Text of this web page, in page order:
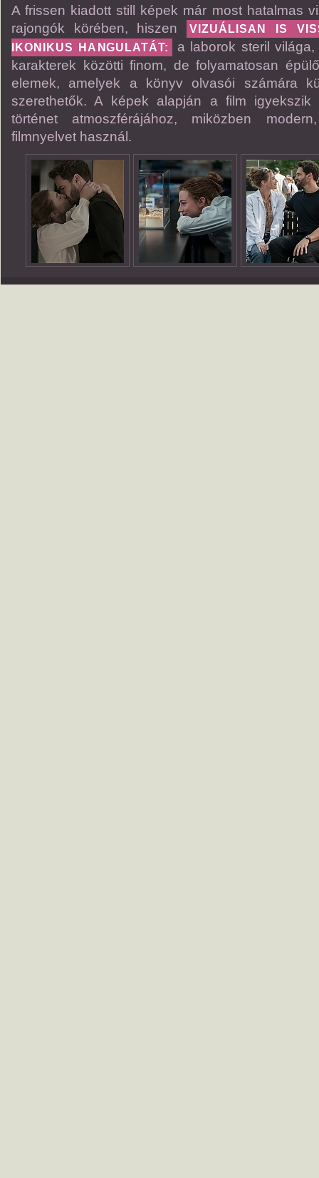
A frissen kiadott still képek már most hatalmas
rajongók körében, hiszen
VIZUÁLISAN IS
IKONIKUS HANGULATÁT:
a laborok steril
karakterek közötti finom, de folyamatosan
elemek, amelyek a könyv olvasói számára
szerethetők. A képek alapján a film
történet atmoszférájához, miközben
filmnyelvet használ.